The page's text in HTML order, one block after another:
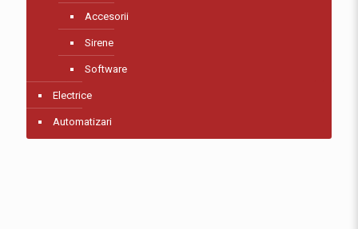
Accesorii
Sirene
Software
Electrice
Automatizari